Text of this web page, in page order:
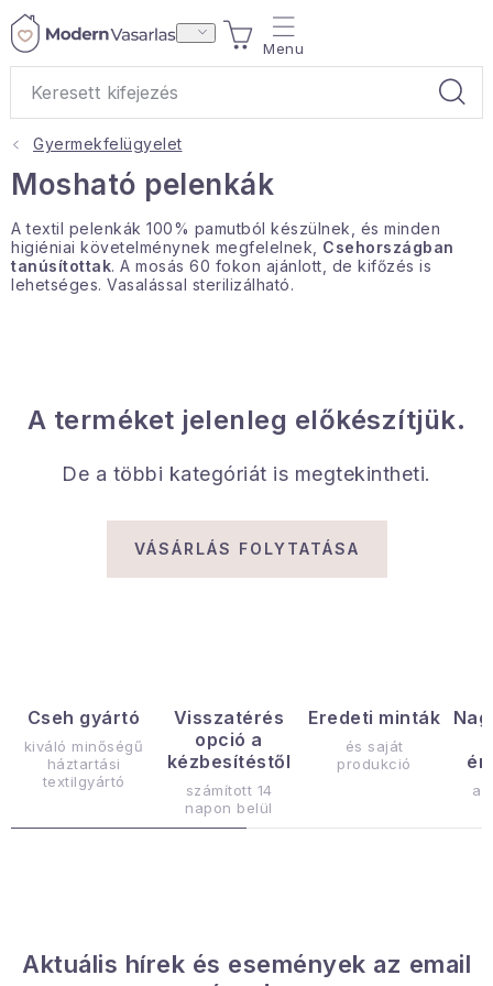
Ugrás
KOSÁR
Ajándékok
Otthoni illatok
Teák
Egészség és szépség
Sziasztok, hív a nyár.
Pohodából importálva - rendezés
Karácsonyi esemény
Gyermekfelügyelet
Mosható pelenkák
A textil pelenkák 100% pamutból készülnek, és minden
higiéniai követelménynek megfelelnek, Csehországban
tanúsítottak. A mosás 60 fokon ajánlott, de kifőzés is
lehetséges. Vasalással sterilizálható.
A terméket jelenleg előkészítjük.
De a többi kategóriát is megtekintheti.
VÁSÁRLÁS FOLYTATÁSA
Cseh gyártó
kiváló minőségű
háztartási
textilgyártó
Visszatérés
opció a
kézbesítéstől
számított 14
napon belül
Eredeti minták
és saját
produkció
Aktuális hírek és események az email